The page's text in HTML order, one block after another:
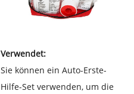
Verwendet:
Sie können ein Auto-Erste-
Hilfe-Set verwenden, um die